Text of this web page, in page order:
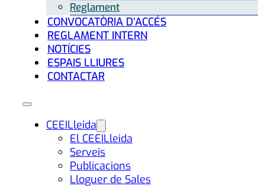
Reglament
CONVOCATÒRIA D’ACCÉS
REGLAMENT INTERN
NOTÍCIES
ESPAIS LLIURES
CONTACTAR
CEEILleida
El CEEILleida
Serveis
Publicacions
Lloguer de Sales